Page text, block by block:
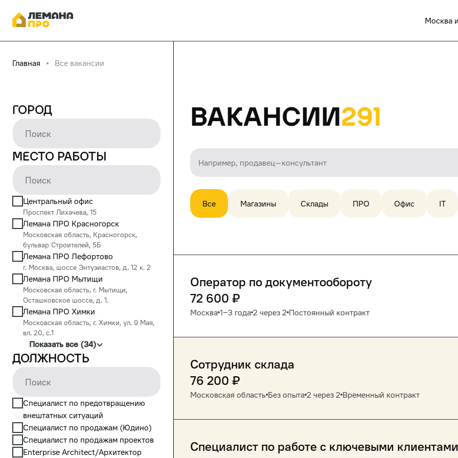
Москва
Главная Все вакансии
Город
Место работы
Центральный офис
Проспект Лихачева, 15
Лемана ПРО Красногорск
Московская область, Красногорск,
бульвар Строителей, 5Б
Лемана ПРО Лефортово
г. Москва, шоссе Энтузиастов, д. 12 к. 2
Лемана ПРО Мытищи
Московская область, г. Мытищи,
Осташковское шоссе, д. 1.
Лемана ПРО Химки
Московская область, г. Химки, ул. 9 Мая,
вл. 20, с.1
Показать все (34)
Должность
Cпециалист по предотвращению
внештатных ситуаций
Cпециалист по продажам (Юдино)
Cпециалист по продажам проектов
Enterprise Architect/Архитектор
Вакансии291
Все Магазины Склады ПРО Офис IT
Оператор по документообороту
72 600 ₽
Москва 1‒3 года 2 через 2 Постоянный контракт
Сотрудник склада
76 200 ₽
Московская область Без опыта 2 через 2 Временный контракт
Специалист по работе с ключевыми клиентами